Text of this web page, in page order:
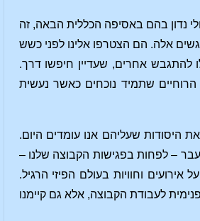
נדון בהם באסיפה הכללית הבאה, זה
אלה. הם הצטרפו אלינו לפני כשש
להתגבש אחרים, שעדיין חיפשו דרך.
שתמיד נוכחים כאשר נעשית
היסודות שעליהם אנו עומדים היום.
– לפחות בפגישות הקבוצה שלנו –
וחוויות בעולם הפיזי הרגיל.
לעבודת הקבוצה, אלא גם קיימנו